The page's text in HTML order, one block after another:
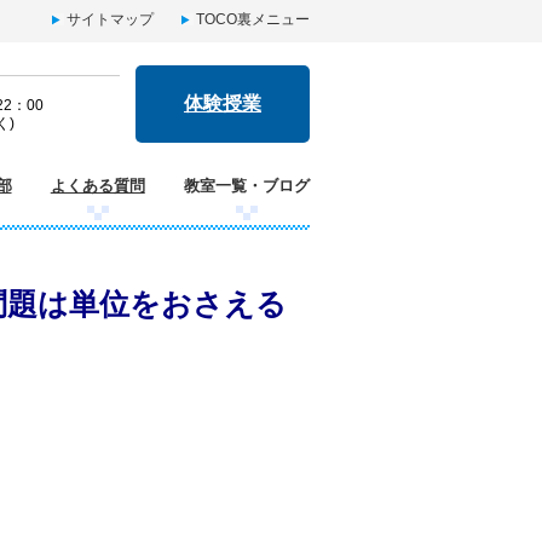
サイトマップ TOCO裏メニュー
：00
)
体験授業
よくある質問 教室一覧・ブログ
は単位をおさえる